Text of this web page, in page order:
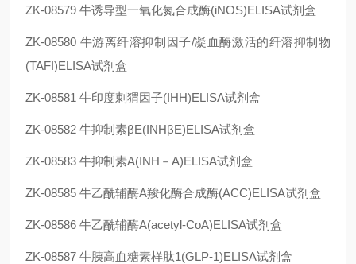
ZK-08579 牛诱导型一氧化氮合成酶(iNOS)ELISA试剂盒
ZK-08580 牛游离纤溶抑制因子/凝血酶激活的纤溶抑制物
(TAFI)ELISA试剂盒
ZK-08581 牛印度刺猬因子(IHH)ELISA试剂盒
ZK-08582 牛抑制素βE(INHβE)ELISA试剂盒
ZK-08583 牛抑制素A(INH－A)ELISA试剂盒
ZK-08585 牛乙酰辅酶A羧化酶合成酶(ACC)ELISA试剂盒
ZK-08586 牛乙酰辅酶A(acetyl-CoA)ELISA试剂盒
ZK-08587 牛胰高血糖素样肽1(GLP-1)ELISA试剂盒